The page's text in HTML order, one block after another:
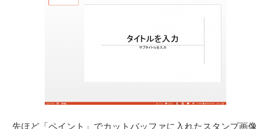
先ほど「ペイント」でカットバッファに入れたスタンプ画像